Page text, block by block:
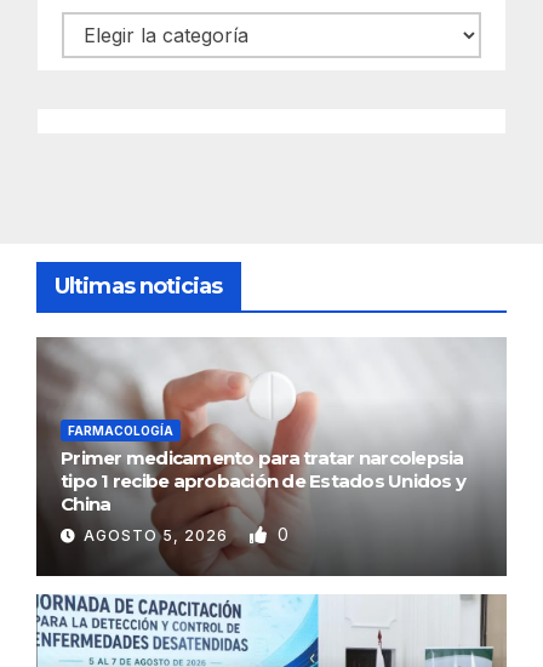
Categorías
Ultimas noticias
FARMACOLOGÍA
Primer medicamento para tratar narcolepsia
tipo 1 recibe aprobación de Estados Unidos y
China
AGOSTO 5, 2026 0